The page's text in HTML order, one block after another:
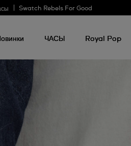
Swatch Rebels For Good
ЧАСЫ Royal Pop